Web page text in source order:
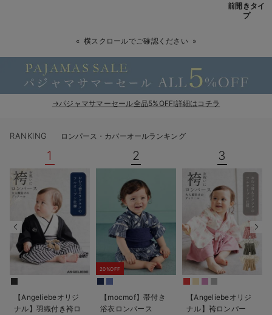
親子コーデ｜ママとベビーにおすすめ！
便利な育児家電
Gift Selection 出産祝い
保育園・入園準備特集
ファルスカ
デロンギ
入院準備の持ち物チェック
前開きタイ
プ
横スクロールでご確認ください
→パジャマサマーセール全品5%OFF!詳細はコチラ
RANKING ロンパース・カバーオールランキング
1
【Angeliebeオリジ
ナル】羽織付き袴ロ
2
20%OFF
【mocmof】帯付き
浴衣ロンパース
3
【Angeliebeオリジ
ナル】袴ロンパー